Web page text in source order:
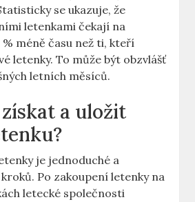
se ukazuje, že
letenkami čekají na
% méně času než ti, kteří
letenky. To může být obzvlášť
letních měsíců.
a uložit
je jednoduché a
Po zakoupení letenky na
letecké společnosti